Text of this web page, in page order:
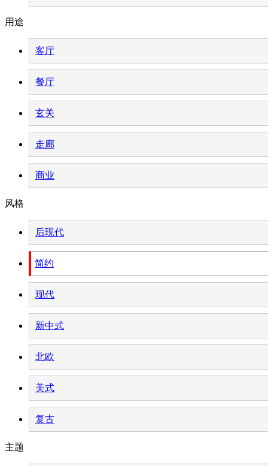
用途
客厅
餐厅
玄关
走廊
商业
风格
后现代
简约
现代
新中式
北欧
美式
复古
主题